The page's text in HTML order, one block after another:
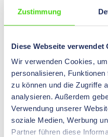
Zustimmung
Diese Webseite verwendet
Wir verwenden Cookies,
personalisieren,
zu können und die Zugriffe
analysieren. Außerdem
Verwendung unserer
soziale Medien, Werbung
Partner führen diese
High-Quality-6-kant
Aderendhülsen, 0,08 -
mm²
11756
• automatische
Schwenkpositionierer zur